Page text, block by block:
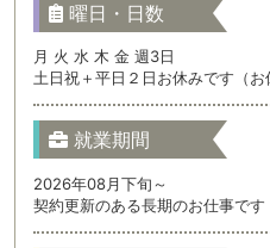
曜日・日数
月 火 水 木 金 週3日
土日祝＋平日２日お休みです（お
就業期間
2026年08月下旬～
契約更新のある長期のお仕事です